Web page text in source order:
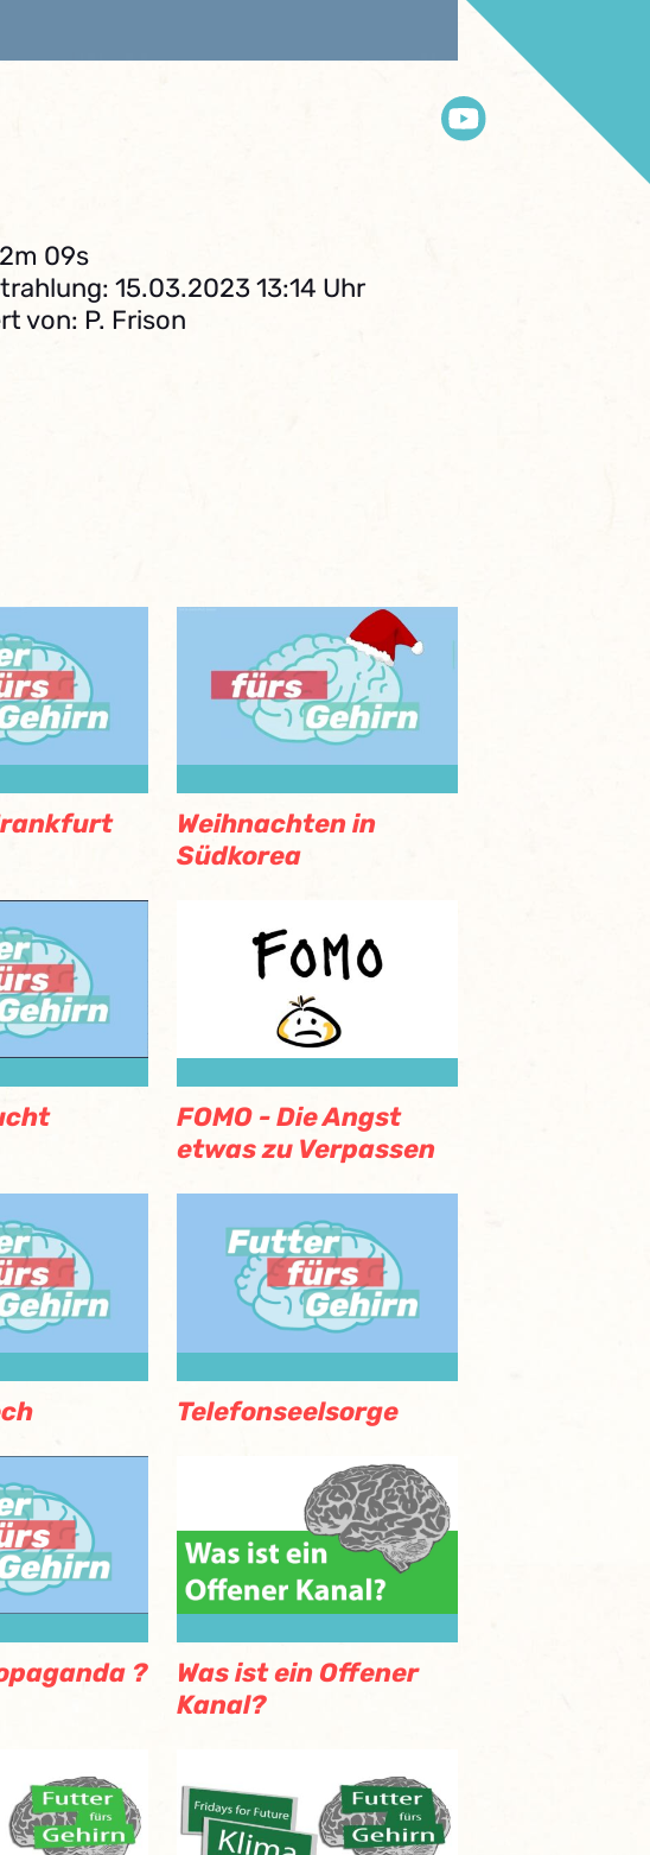
09s
15.03.2023 13:14 Uhr
von: P. Frison
Weihnachten in
Südkorea
FOMO - Die Angst
etwas zu Verpassen
Telefonseelsorge
?
Was ist ein Offener
Kanal?